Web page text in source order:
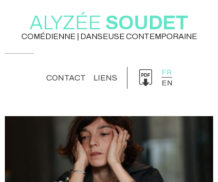
ALYZÉE SOUDET
COMÉDIENNE | DANSEUSE CONTEMPORAINE
CONTACT LIENS
FR
EN